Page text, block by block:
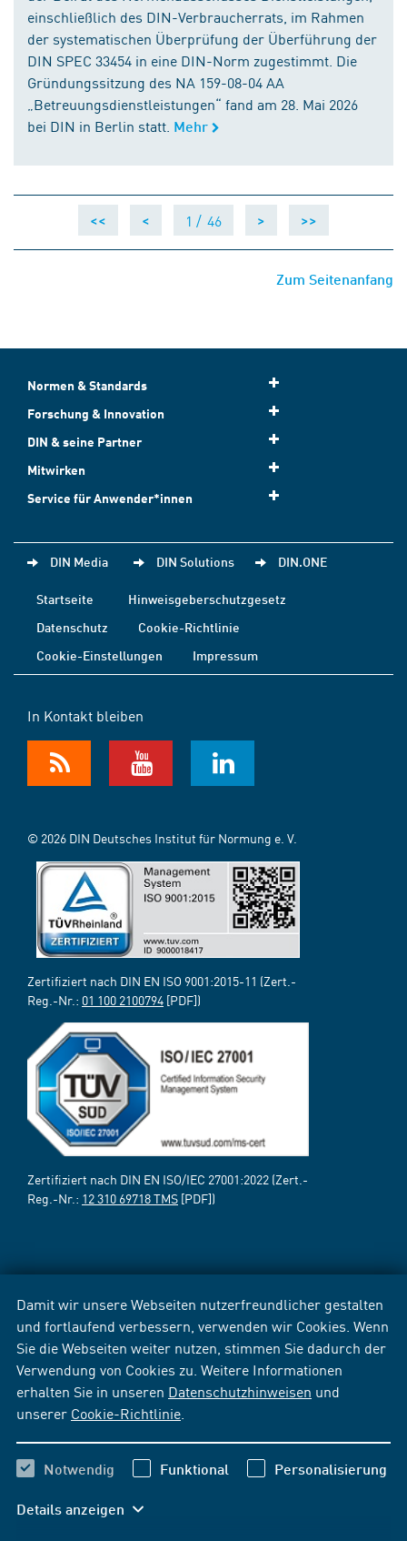
Damit wir unsere Webseiten nutzerfreundlicher gestalten
und fortlaufend verbessern, verwenden wir Cookies. Wenn
Sie die Webseiten weiter nutzen, stimmen Sie dadurch der
Verwendung von Cookies zu. Weitere Informationen
erhalten Sie in unseren Datenschutzhinweisen und
unserer Cookie-Richtlinie
Notwendig Funktional Personalisierung
Details anzeigen
einschließlich des DIN-Verbraucherrats, im Rahmen
der systematischen Überprüfung der Überführung der
DIN SPEC 33454 in eine DIN-Norm zugestimmt. Die
Gründungssitzung des NA 159-08-04 AA
„Betreuungsdienstleistungen“ fand am 28. Mai 2026
bei DIN in Berlin statt. Mehr
<< < 1 / 46 > >>
Zum Seitenanfang
Normen & Standards
Forschung & Innovation
DIN & seine Partner
Mitwirken
Service für Anwender*innen
DIN Media DIN Solutions DIN.ONE
Startseite
Hinweisgeberschutzgesetz
Datenschutz
Cookie-Richtlinie
Cookie-Einstellungen
Impressum
In Kontakt bleiben
© 2026 DIN Deutsches Institut für Normung e. V.
Zertifiziert nach DIN EN ISO 9001:2015-11 (Zert.-
Reg.-Nr.: 01 100 2100794 [PDF])
Zertifiziert nach DIN EN ISO/IEC 27001:2022 (Zert.-
Reg.-Nr.: 12 310 69718 TMS [PDF])